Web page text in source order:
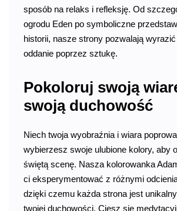
sposób na relaks i refleksję. Od
ogrodu Eden po symboliczne
historii, nasze strony pozwalają
oddanie poprzez sztukę.
Pokoloruj swoją
swoją duchowość
Niech twoja wyobraźnia i wiara
wybierzesz swoje ulubione kolory, aby
świętą scenę. Nasza kolorowanka
ci eksperymentować z różnymi
dzięki czemu każda strona jest
twojej duchowości. Ciesz się